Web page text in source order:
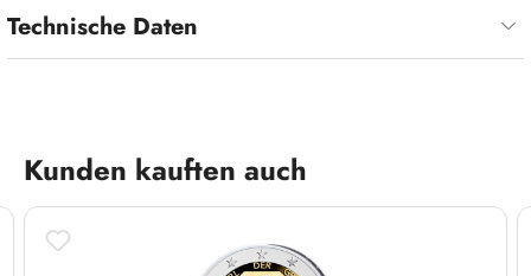
Technische Daten
Produktgalerie überspringen
Kunden kauften auch